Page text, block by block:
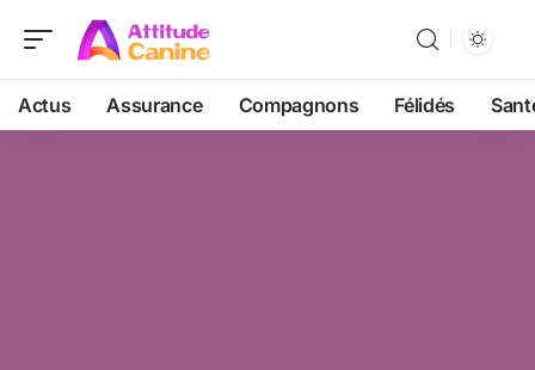
Actus Assurance Compagnons Félidés